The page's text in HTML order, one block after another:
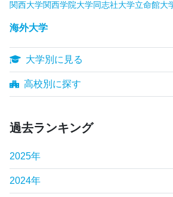
関西大学関西学院大学同志社大学立命館大
海外大学
大学別に見る
高校別に探す
過去ランキング
2025年
2024年